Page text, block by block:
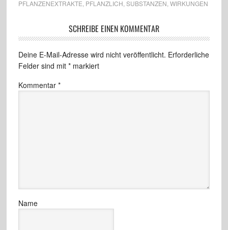
PFLANZENEXTRAKTE PFLANZLICH SUBSTANZEN WIRKUNGEN
SCHREIBE EINEN KOMMENTAR
Deine E-Mail-Adresse wird nicht veröffentlicht. Erforderliche
Felder sind mit *markiert
Kommentar *
Name